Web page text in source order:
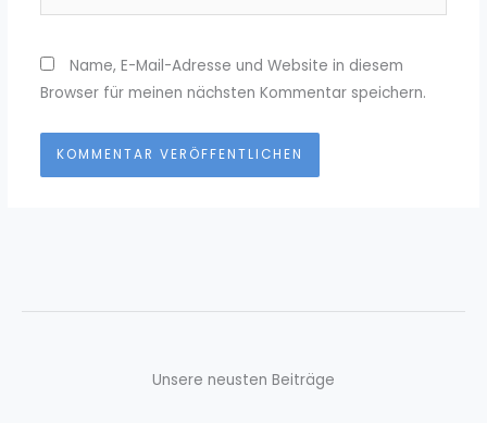
Name, E-Mail-Adresse und Website in diesem
Browser für meinen nächsten Kommentar speichern.
Unsere neusten Beiträge